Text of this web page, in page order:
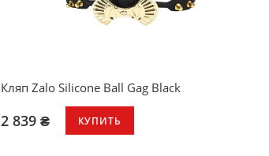
Кляп Zalo Silicone Ball Gag Black
2 839 ₴ КУПИТЬ